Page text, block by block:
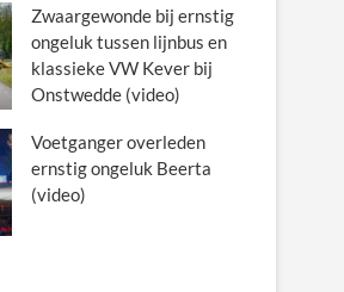
Zwaargewonde bij ernstig
ongeluk tussen lijnbus en
klassieke VW Kever bij
Onstwedde (video)
Voetganger overleden
ernstig ongeluk Beerta
(video)